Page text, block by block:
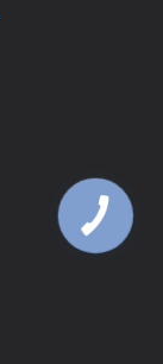
КНОПКА
ЗВ'ЯЗКУ